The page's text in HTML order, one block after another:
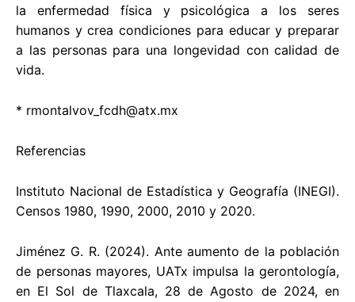
la enfermedad física y psicológica a los seres
humanos y crea condiciones para educar y preparar
a las personas para una longevidad con calidad de
vida.
* rmontalvov_fcdh@atx.mx
Referencias
Instituto Nacional de Estadística y Geografía (INEGI).
Censos 1980, 1990, 2000, 2010 y 2020.
Jiménez G. R. (2024). Ante aumento de la población
de personas mayores, UATx impulsa la gerontología,
en El Sol de Tlaxcala, 28 de Agosto de 2024, en